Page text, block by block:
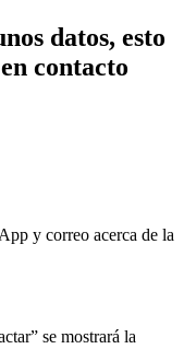
datos, esto
contacto
y correo acerca de la
se mostrará la